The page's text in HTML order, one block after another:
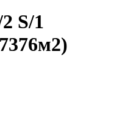
S/1